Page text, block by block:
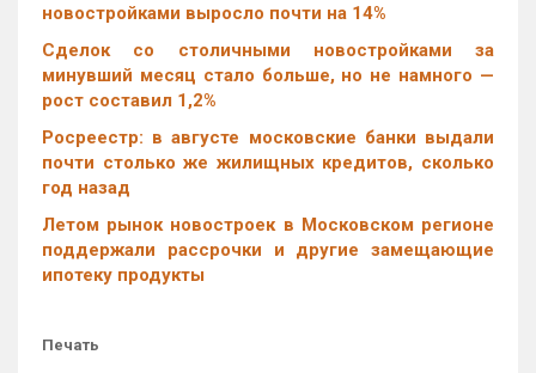
новостройками выросло почти на 14%
Cделок со столичными новостройками за
минувший месяц стало больше, но не намного —
рост составил 1,2%
Росреестр: в августе московские банки выдали
почти столько же жилищных кредитов, сколько
год назад
Летом рынок новостроек в Московском регионе
поддержали рассрочки и другие замещающие
ипотеку продукты
Печать